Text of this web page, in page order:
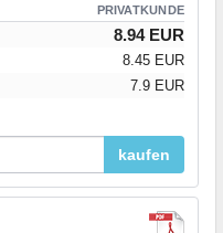
PRIVATKUNDE
8.94 EUR
8.45 EUR
7.9 EUR
kaufen